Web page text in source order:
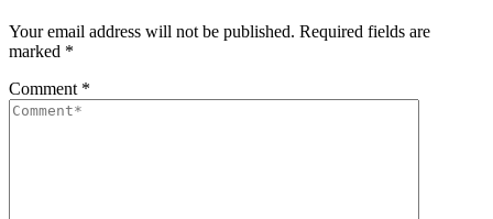
Your email address will not be published. Required fields are
marked *
Comment *